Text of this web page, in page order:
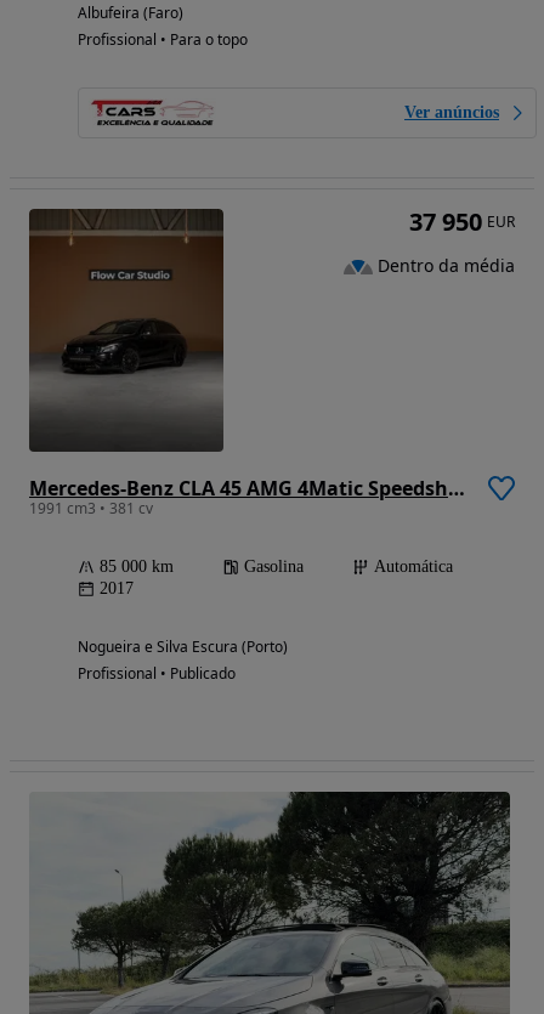
Albufeira (Faro)
Profissional • Para o topo
Ver anúncios
Mercedes-Benz CLA 45 AMG 4Matic Speedshift 7G-DCT Night Edition
1991 cm3 • 381 cv
85 000 km Gasolina
Automática
2017
Nogueira e Silva Escura (Porto)
Profissional • Publicado
37 950 EUR
Dentro da média